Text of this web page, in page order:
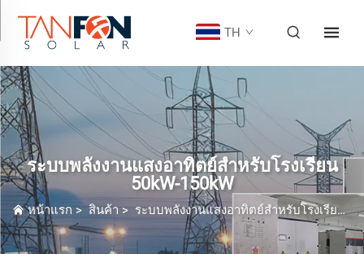
TH
ระบบพลังงานแสงอาทิตย์สำหรับโรงเรียน
50kW-150kW
หน้าแรก >สินค้า > ระบบพลังงานแสงอาทิตย์สำหรับโรงเรียน >